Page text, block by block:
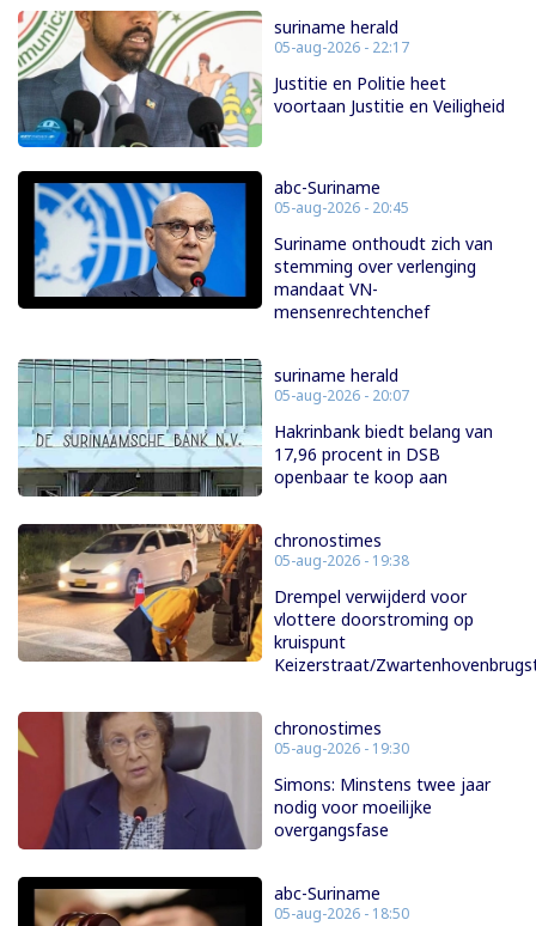
suriname herald
05-aug-2026 - 22:17
Justitie en Politie heet
voortaan Justitie en Veiligheid
abc-Suriname
05-aug-2026 - 20:45
Suriname onthoudt zich van
stemming over verlenging
mandaat VN-
mensenrechtenchef
suriname herald
05-aug-2026 - 20:07
Hakrinbank biedt belang van
17,96 procent in DSB
openbaar te koop aan
chronostimes
05-aug-2026 - 19:38
Drempel verwijderd voor
vlottere doorstroming op
kruispunt
Keizerstraat/
chronostimes
05-aug-2026 - 19:30
Simons: Minstens twee jaar
nodig voor moeilijke
overgangsfase
abc-Suriname
05-aug-2026 - 18:50